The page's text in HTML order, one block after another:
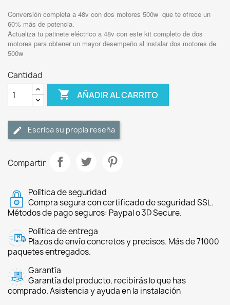
Conversión completa a 48v con dos motores 500w que te ofrece un
60% más de potencia.
Actualiza tu patinete eléctrico a 48v con este kit completo de dos
motores para obtener un mayor desempeño al instalar dos motores de
500w
Cantidad
 AÑADIR AL CARRITO
Escriba su propia reseña
Compartir
Política de seguridad
Compra segura con certificado de seguridad SSL.
Métodos de pago seguros: Paypal o 3D Secure.
Política de entrega
Plazos de envío concretos y precisos. Más de 71000
paquetes entregados.
Garantía
Garantía del producto, recibirás lo que has
comprado. Asistencia y ayuda en la instalación